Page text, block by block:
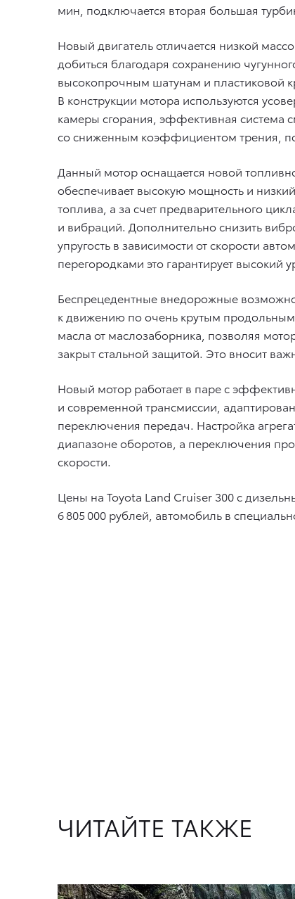
мин, подключается вторая большая
Новый двигатель отличается низкой
добиться благодаря сохранению
высокопрочным шатунам и пластиковой
В конструкции мотора используются
камеры сгорания, эффективная
со сниженным коэффициентом трения,
Данный мотор оснащается новой
обеспечивает высокую мощность и
топлива, а за счет предварительного
и вибраций. Дополнительно снизить
упругость в зависимости от скорости
перегородками это гарантирует
Беспрецедентные внедорожные
к движению по очень крутым
масла от маслозаборника, позволяя
закрыт стальной защитой. Это вносит
Новый мотор работает в паре с
и современной трансмиссии,
переключения передач. Настройка
диапазоне оборотов, а переключения
скорости.
Цены на Toyota Land Cruiser 300 с
6 805 000 рублей, автомобиль в
ЧИТАЙТЕ ТАКЖЕ